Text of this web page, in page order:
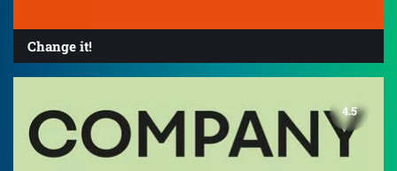
Change it!
4.5